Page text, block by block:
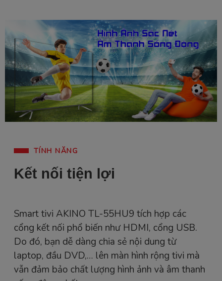
TÍNH NĂNG
Kết nối tiện lợi
Smart tivi AKINO TL-55HU9 tích hợp các
cổng kết nối phổ biến như HDMI, cổng USB.
Do đó, bạn dễ dàng chia sẻ nội dung từ
laptop, đầu DVD,… lên màn hình rộng tivi mà
vẫn đảm bảo chất lượng hình ảnh và âm thanh